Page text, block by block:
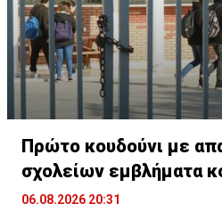
Πρώτο κουδούνι με
σχολείων εμβλήματα
ομάδων
06.08.2026 20:31